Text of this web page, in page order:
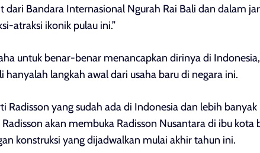
dari Bandara Internasional Ngurah Rai Bali dan dalam
atraksi ikonik pulau ini.”
untuk benar-benar menancapkan dirinya di
hanyalah langkah awal dari usaha baru di negara ini.
Radisson yang sudah ada di Indonesia dan lebih banyak
akan membuka Radisson Nusantara di ibu kota
konstruksi yang dijadwalkan mulai akhir tahun ini.